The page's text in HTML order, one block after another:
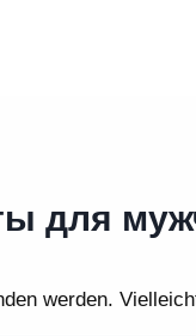
для
werden.